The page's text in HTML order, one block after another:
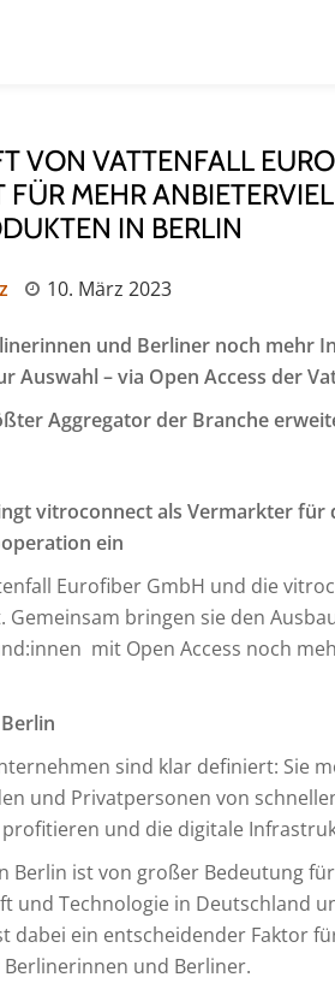
VON VATTENFALL
MEHR
IN BERLIN
10. März 2023
und Berliner noch mehr
Auswahl – via Open Access der
Aggregator der Branche
vitroconnect als Vermarkter für
ein
Eurofiber GmbH und die
bringen sie den
mit Open Access noch
sind klar definiert: Sie
und Privatpersonen von
und die digitale
Berlin ist von großer Bedeutung
und Technologie in Deutschland
dabei ein entscheidender Faktor
und Berliner.